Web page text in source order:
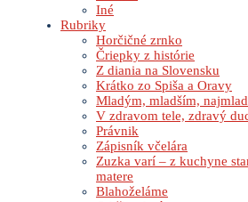
Iné
Rubriky
Horčičné zrnko
Čriepky z histórie
Z diania na Slovensku
Krátko zo Spiša a Oravy
Mladým, mladším,
V zdravom tele, zdravý
Právnik
Zápisník včelára
Zuzka varí – z kuchyne
matere
Blahoželáme